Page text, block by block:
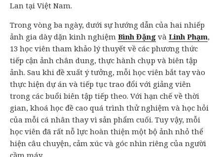
Lan tại Việt Nam.
Trong vòng ba ngày, dưới sự hướng dẫn của hai nhiếp
ảnh gia dày dặn kinh nghiệm Bình Đặng và Linh Phạm,
13 học viên tham khảo lý thuyết về các phương thức
tiếp cận ảnh chân dung, thực hành chụp và biên tập
ảnh. Sau khi đề xuất ý tưởng, mỗi học viên bắt tay vào
thực hiện dự án và tiếp tục trao đổi với giảng viên
trong các buổi biên tập tiếp theo. Với hạn chế về thời
gian, khoá học đề cao quá trình thử nghiệm và học hỏi
của mỗi cá nhân thay vì sản phẩm cuối. Tuy vậy, mỗi
học viên đã rất nỗ lực hoàn thiện một bộ ảnh nhỏ thể
hiện câu chuyện, cảm xúc và góc nhìn riêng của người